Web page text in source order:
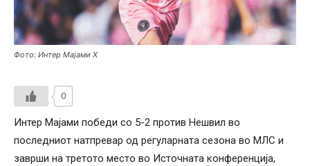
Фото: Интер Мајами Х
0
Интер Мајами победи со 5-2 против Нешвил во
последниот натпревар од регуларната сезона во МЛС и
заврши на третото место во Источната конференција,